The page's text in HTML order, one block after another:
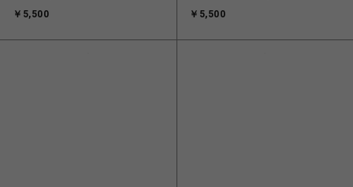
￥5,500
￥5,500